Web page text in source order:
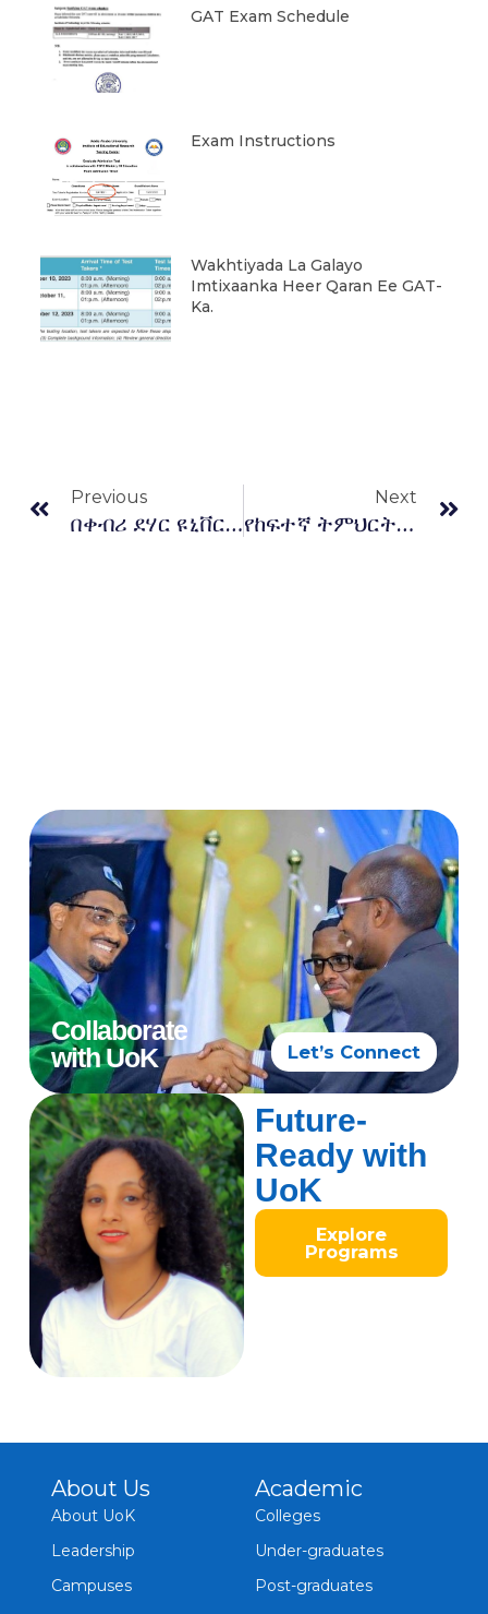
GAT Exam Schedule
Exam Instructions
Wakhtiyada La Galayo
Imtixaanka Heer Qaran Ee GAT-
Ka.
Previous
በቀብሪ ደሃር ዩኒቨርሲቲ የቲቶሪያል ትምህርት በይፋ ተጀመረ
Next
የከፍተኛ ትምህርትና ስልጠና ተቋማት የአረንጓዴ አሻራ ቀን፡ ሰኔ 8ቀን 2012 ዓ.ም
Collaborate
with UoK
Let’s Connect
Future-
Ready with
UoK
Explore
Programs
About Us
About UoK
Leadership
Campuses
Academic
Colleges
Under-graduates
Post-graduates